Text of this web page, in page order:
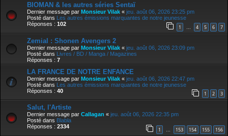
BIOMAN & les autres séries Sentaï
Dernier message par Monsieur Vilak « jeu. août 06, 2026 23:25 pm
Posté dans Les autres émissions marquantes de notre jeunesse
Réponses : 102 1 4 5 6 7
Zemial : Shonen Avengers 2
Dernier message par Monsieur Vilak « jeu. août 06, 2026 23:09 pm
Posté dans Livres / BD / Manga / Magazines
Réponses : 7
LA FRANCE DE NOTRE ENFANCE
Dernier message par Monsieur Vilak « jeu. août 06, 2026 22:47 pm
Posté dans Les autres émissions marquantes de notre jeunesse
Réponses : 40 1 2 3
Salut, l'Artiste
Dernier message par Callagan « jeu. août 06, 2026 22:35 pm
Posté dans Blabla
Réponses : 2334 1 … 153 154 155 156